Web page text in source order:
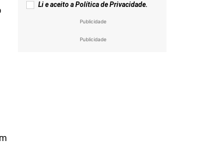
Li e aceito aPolítica de Privacidade.
Publicidade
Publicidade